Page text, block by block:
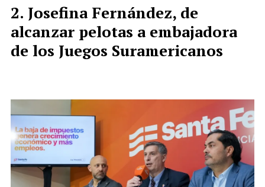
Josefina Fernández, de
alcanzar pelotas a embajadora
de los Juegos Suramericanos